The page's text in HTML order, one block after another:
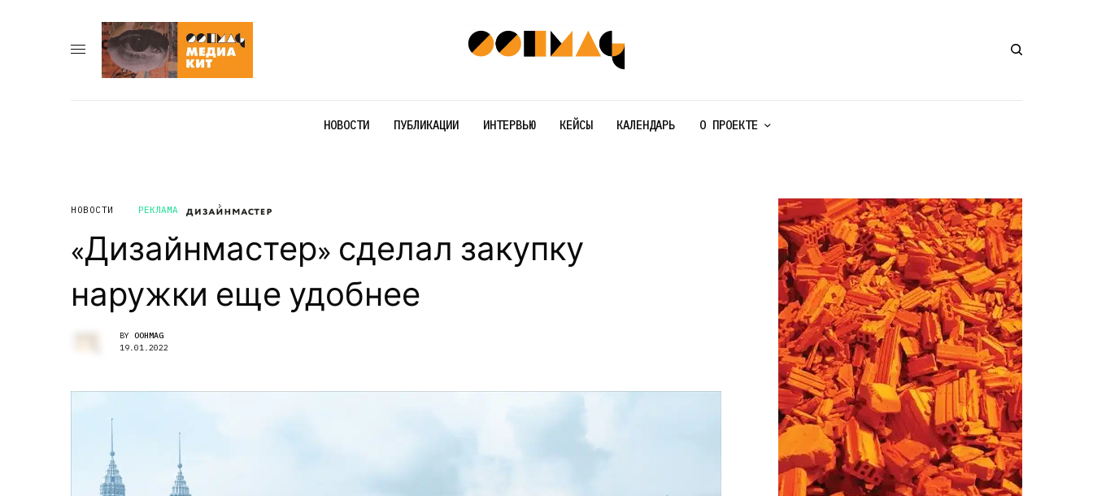
НОВОСТИ ПУБЛИКАЦИИ ИНТЕРВЬЮ КЕЙСЫ КАЛЕНДАРЬ О ПРОЕКТЕ
НОВОСТИ РЕКЛАМА
«Дизайнмастер» сделал закупку
наружки еще удобнее
BY OOHMAG
19.01.2022